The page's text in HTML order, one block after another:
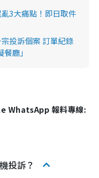
3大痛點！即日取件
投訴個案 訂單紀錄
廳」
WhatsApp 報料專線:
投訴？